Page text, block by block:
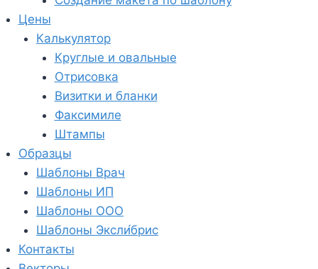
Цены
Калькулятор
Круглые и овальные
Отрисовка
Визитки и бланки
Факсимиле
Штампы
Образцы
Шаблоны Врач
Шаблоны ИП
Шаблоны ООО
Шаблоны Эксли́брис
Контакты